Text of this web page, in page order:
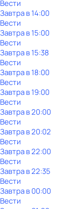
Вести
Завтра в 14:00
Вести
Завтра в 15:00
Вести
Завтра в 15:38
Вести
Завтра в 18:00
Вести
Завтра в 19:00
Вести
Завтра в 20:00
Вести
Завтра в 20:02
Вести
Завтра в 22:00
Вести
Завтра в 22:35
Вести
Завтра в 00:00
Вести